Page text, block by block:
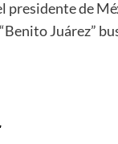
presidente de
Juárez”